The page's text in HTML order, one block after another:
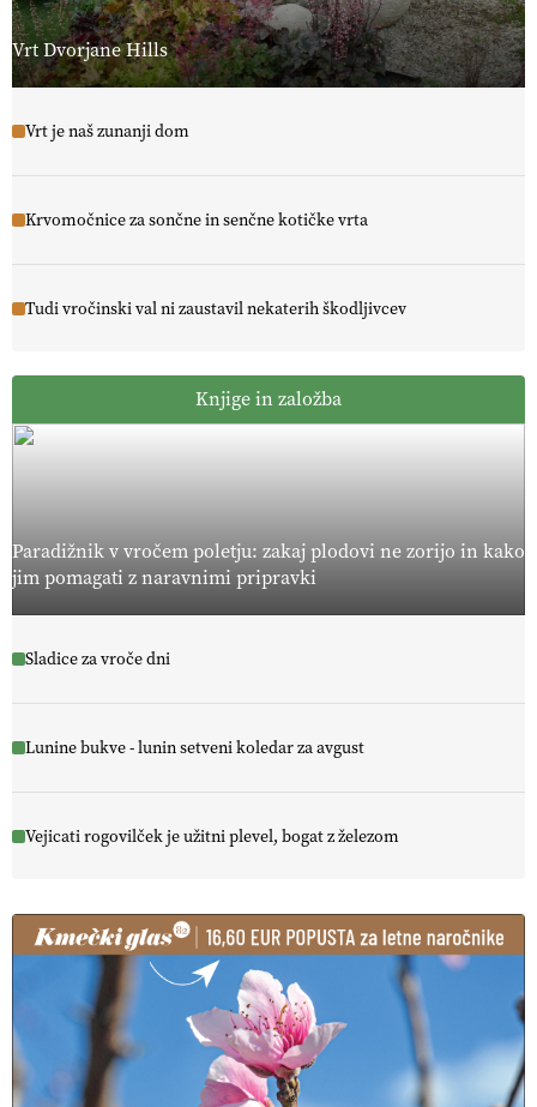
Vrt Dvorjane Hills
Vrt je naš zunanji dom
Krvomočnice za sončne in senčne kotičke vrta
Tudi vročinski val ni zaustavil nekaterih škodljivcev
Knjige in založba
Paradižnik v vročem poletju: zakaj plodovi ne zorijo in kako
jim pomagati z naravnimi pripravki
Sladice za vroče dni
Lunine bukve - lunin setveni koledar za avgust
Vejicati rogovilček je užitni plevel, bogat z železom